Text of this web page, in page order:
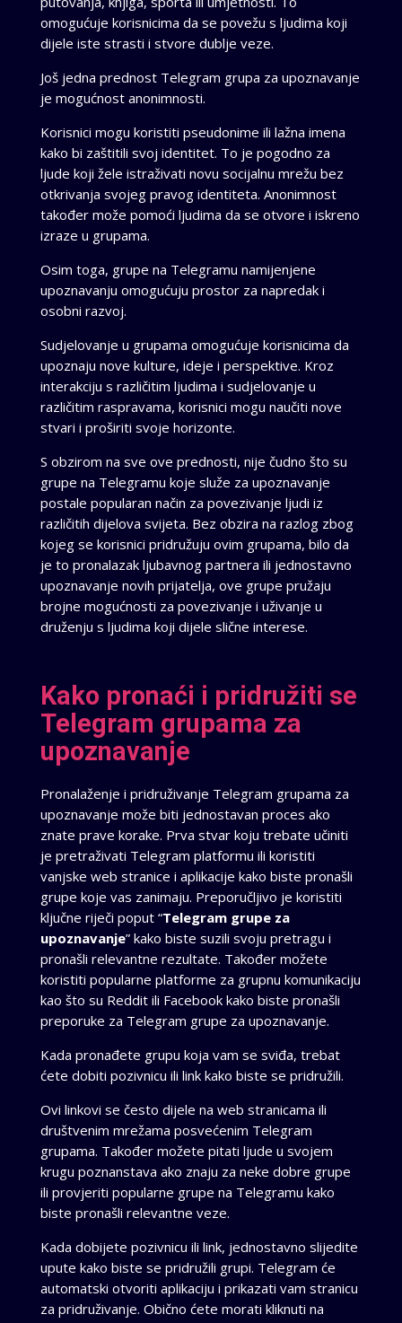
omogućuje korisnicima da se povežu s ljudima koji
dijele iste strasti i stvore dublje veze.
Još jedna prednost Telegram grupa za upoznavanje
je mogućnost anonimnosti.
Korisnici mogu koristiti pseudonime ili lažna imena
kako bi zaštitili svoj identitet. To je pogodno za
ljude koji žele istraživati ​​novu socijalnu mrežu bez
otkrivanja svojeg pravog identiteta. Anonimnost
također može pomoći ljudima da se otvore i iskreno
izraze u grupama.
Osim toga, grupe na Telegramu namijenjene
upoznavanju omogućuju prostor za napredak i
osobni razvoj.
Sudjelovanje u grupama omogućuje korisnicima da
upoznaju nove kulture, ideje i perspektive. Kroz
interakciju s različitim ljudima i sudjelovanje u
različitim raspravama, korisnici mogu naučiti nove
stvari i proširiti svoje horizonte.
S obzirom na sve ove prednosti, nije čudno što su
grupe na Telegramu koje služe za upoznavanje
postale popularan način za povezivanje ljudi iz
različitih dijelova svijeta. Bez obzira na razlog zbog
kojeg se korisnici pridružuju ovim grupama, bilo da
je to pronalazak ljubavnog partnera ili jednostavno
upoznavanje novih prijatelja, ove grupe pružaju
brojne mogućnosti za povezivanje i uživanje u
druženju s ljudima koji dijele slične interese.
Kako pronaći i pridružiti se
Telegram grupama za
upoznavanje
Pronalaženje i pridruživanje Telegram grupama za
upoznavanje može biti jednostavan proces ako
znate prave korake. Prva stvar koju trebate učiniti
je pretraživati Telegram platformu ili koristiti
vanjske web stranice i aplikacije kako biste pronašli
grupe koje vas zanimaju. Preporučljivo je koristiti
ključne riječi poput “Telegram grupe za
upoznavanje” kako biste suzili svoju pretragu i
pronašli relevantne rezultate. Također možete
koristiti popularne platforme za grupnu komunikaciju
kao što su Reddit ili Facebook kako biste pronašli
preporuke za Telegram grupe za upoznavanje.
Kada pronađete grupu koja vam se sviđa, trebat
ćete dobiti pozivnicu ili link kako biste se pridružili.
Ovi linkovi se često dijele na web stranicama ili
društvenim mrežama posvećenim Telegram
grupama. Također možete pitati ljude u svojem
krugu poznanstava ako znaju za neke dobre grupe
ili provjeriti popularne grupe na Telegramu kako
biste pronašli relevantne veze.
Kada dobijete pozivnicu ili link, jednostavno slijedite
upute kako biste se pridružili grupi. Telegram će
automatski otvoriti aplikaciju i prikazati vam stranicu
za pridruživanje. Obično ćete morati kliknuti na